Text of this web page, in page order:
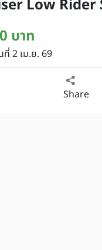
Low Rider
บาท
2 เม.ย. 69
Share